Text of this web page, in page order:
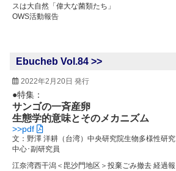
スは大自然「偉大な菌類たち」
OWS活動報告
Ebucheb Vol.84 >>
2022年2月20日 発行
●特集：
サンゴの一斉産卵
生態学的意味とそのメカニズム
>>pdf
文：野澤 洋耕（台湾）中央研究院生物多様性研究
中心･副研究員
江奈湾西干潟＜毘沙門地区＞投棄ごみ撤去 経過報